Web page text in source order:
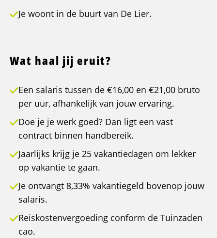
Je woont in de buurt van De Lier.
Wat haal jij eruit?
Een salaris tussen de €16,00 en €21,00 bruto
per uur, afhankelijk van jouw ervaring.
Doe je je werk goed? Dan ligt een vast
contract binnen handbereik.
Jaarlijks krijg je 25 vakantiedagen om lekker
op vakantie te gaan.
Je ontvangt 8,33% vakantiegeld bovenop jouw
salaris.
Reiskostenvergoeding conform de Tuinzaden
cao.